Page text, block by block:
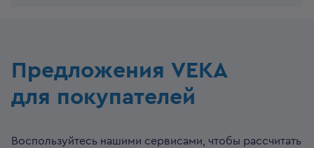
Предложения VEKA
для покупателей
Воспользуйтесь нашими сервисами, чтобы рассчитать